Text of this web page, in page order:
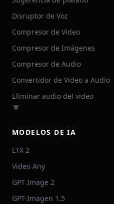
Disruptor de Voz
Compresor de Video
Compresor de Imágenes
Compresor de Audio
Convertidor de Video a Audio
Eliminar audio del video
MODELOS DE IA
LTX 2
Video Any
GPT Image 2
GPT-Imagen 1.5